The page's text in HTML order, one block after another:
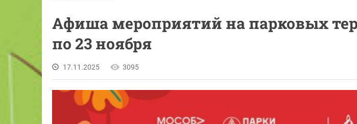
Афиша мероприятий на парковых
по 23 ноября
17.11.2025 3095